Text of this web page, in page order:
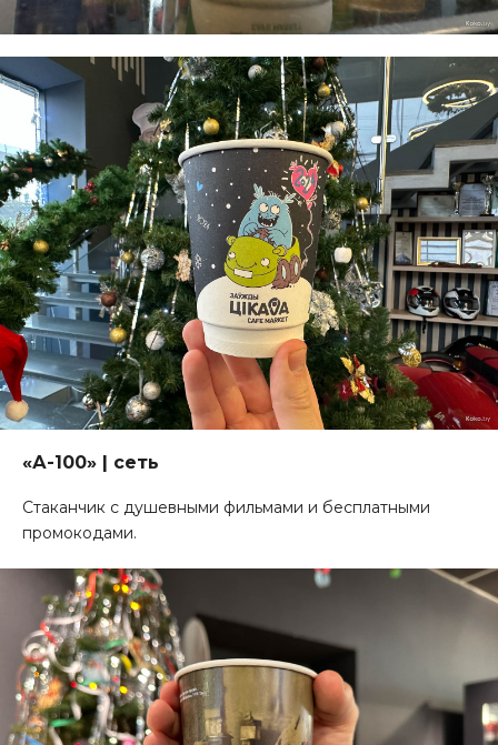
«А-100» | сеть
Стаканчик с душевными фильмами и бесплатными
промокодами.